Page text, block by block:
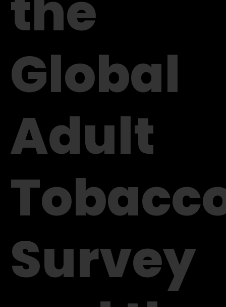
Global
Adult
Survey